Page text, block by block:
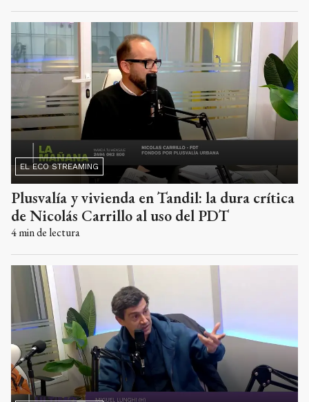
EL ECO STREAMING
Plusvalía y vivienda en Tandil: la dura crítica
de Nicolás Carrillo al uso del PDT
4min de lectura